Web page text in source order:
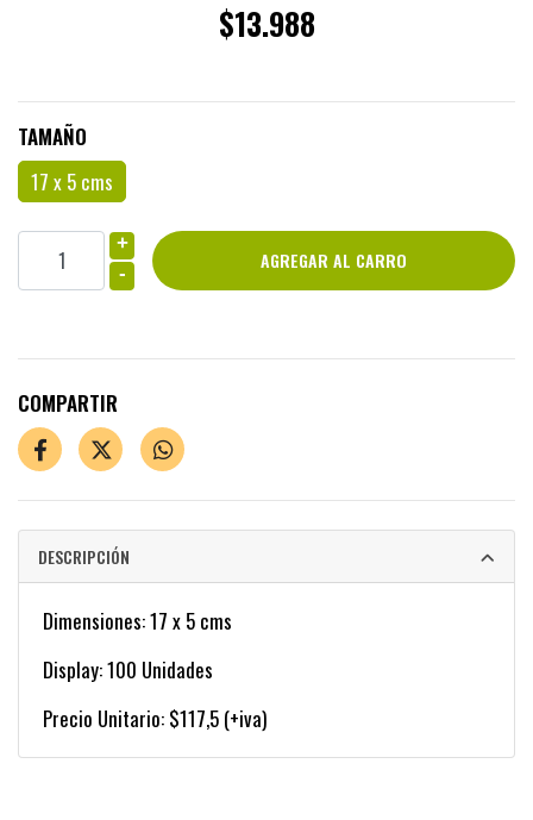
$13.988
TAMAÑO
17 x 5 cms
+
-
COMPARTIR
DESCRIPCIÓN
Dimensiones: 17 x 5 cms
Display: 100 Unidades
Precio Unitario: $117,5 (+iva)